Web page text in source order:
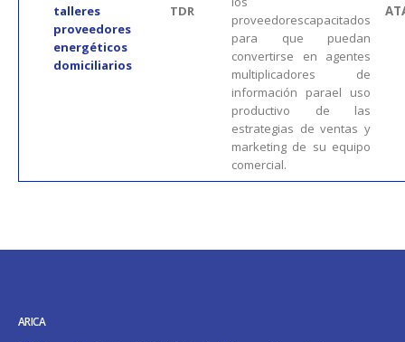
talleres
proveedores
energéticos
domiciliarios
TDR
proveedorescapacitados
para que puedan
convertirse en agentes
multiplicadores de
información parael uso
productivo de las
estrategias de ventas y
marketing de su equipo
comercial.
ARICA